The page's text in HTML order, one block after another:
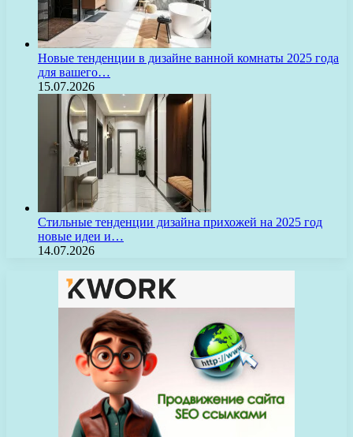
Новые тенденции в дизайне ванной комнаты 2025 года
для вашего…
15.07.2026
Стильные тенденции дизайна прихожей на 2025 год
новые идеи и…
14.07.2026